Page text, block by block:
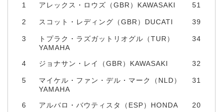
1 アレックス・ロウズ（GBR）KAWASAKI 51
2 スコット・レディング（GBR）DUCATI 39
3
トプラク・ラズガットリオグル（TUR）
YAMAHA
34
4 ジョナサン・レイ（GBR）KAWASAKI 32
5
マイケル・ファン・デル・マーク（NLD）
YAMAHA
31
6 アルバロ・バウティスタ（ESP）HONDA 20